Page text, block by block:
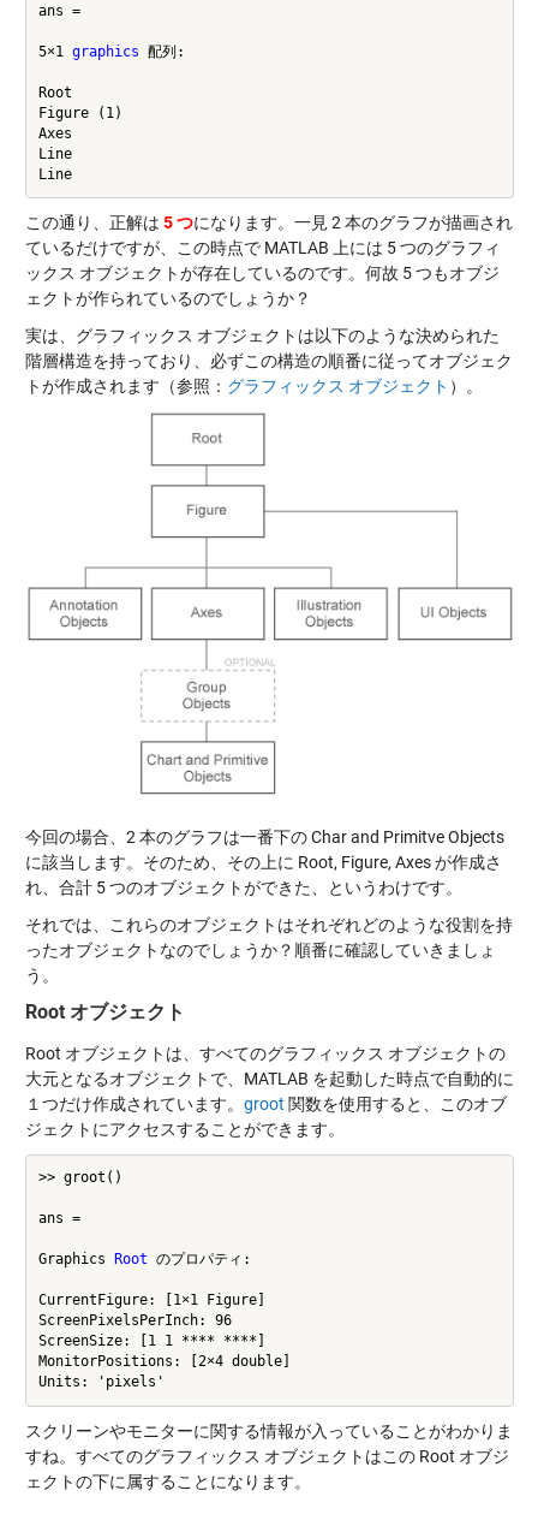
ans =
5×1 graphics 配列:
Root
Figure (1)
Axes
Line
Line
この通り、正解は 5 つになります。一見 2 本のグラフが描画され
ているだけですが、この時点で MATLAB 上には 5 つのグラフィ
ックス オブジェクトが存在しているのです。何故 5 つもオブジ
ェクトが作られているのでしょうか？
実は、グラフィックス オブジェクトは以下のような決められた
階層構造を持っており、必ずこの構造の順番に従ってオブジェク
トが作成されます（参照： グラフィックス オブジェクト ）。
今回の場合、2 本のグラフは一番下の Char and Primitve Objects
に該当します。そのため、その上に Root, Figure, Axes が作成さ
れ、合計 5 つのオブジェクトができた、というわけです。
それでは、これらのオブジェクトはそれぞれどのような役割を持
ったオブジェクトなのでしょうか？順番に確認していきましょ
う。
Root オブジェクト
Root オブジェクトは、すべてのグラフィックス オブジェクトの
大元となるオブジェクトで、MATLAB を起動した時点で自動的に
１つだけ作成されています。 groot 関数を使用すると、このオブ
ジェクトにアクセスすることができます。
>> groot()
ans =
Graphics Root のプロパティ:
CurrentFigure: [1×1 Figure]
ScreenPixelsPerInch: 96
ScreenSize: [1 1 **** ****]
MonitorPositions: [2×4 double]
スクリーンやモニターに関する情報が入っていることがわかりま
すね。すべてのグラフィックス オブジェクトはこの Root オブジ
ェクトの下に属することになります。